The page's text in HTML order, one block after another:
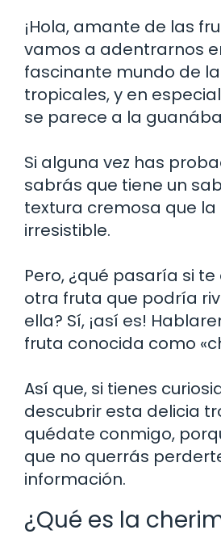
¡Hola, amante de las
vamos a adentrarnos
fascinante mundo de
tropicales, y en
se parece a la
Si alguna vez has
sabrás que tiene un
textura cremosa que la
irresistible.
Pero, ¿qué pasaría si
otra fruta que podría
ella? Sí, ¡así es!
fruta conocida como
Así que, si tienes
descubrir esta delicia
quédate conmigo,
que no querrás
información.
¿Qué es la